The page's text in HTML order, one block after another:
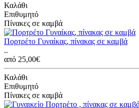
Καλάθι
Επιθυμητό
Πίνακες σε καμβά
Πορτρέτο Γυναίκας, πίνακας σε καμβά
..
από 25,00€
Καλάθι
Επιθυμητό
Πίνακες σε καμβά